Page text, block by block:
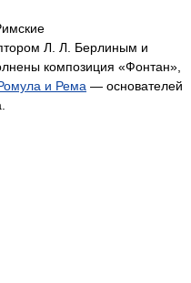
Л. Л. Берлиным и
композиция «Фонтан»,
и Рема — основателей